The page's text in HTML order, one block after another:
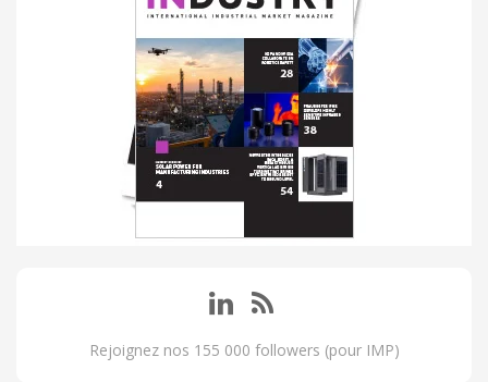
Rejoignez nos 155 000 followers (pour IMP)